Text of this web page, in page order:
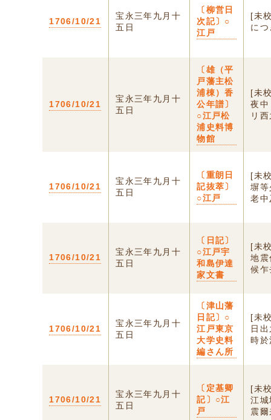
1706/10/21
宝永三年九月十
五日
〔柳営日
次記〕○
江戸
[未
に
1706/10/21
宝永三年九月十
五日
〔雄（平
戸藩主松
浦棟）香
公年譜〕
○江戸松
浦史料博
物館
[未
夜
リ
1706/10/21
宝永三年九月十
五日
〔重朗日
記抜萃〕
○江戸
[未
塀
老
1706/10/21
宝永三年九月十
五日
〔日記〕
○江戸宇
和島伊達
家文書
[未
地震
候
1706/10/21
宝永三年九月十
五日
〔津山藩
日記〕○
江戸東京
大学史料
編さん所
[未
日
時
1706/10/21
宝永三年九月十
五日
〔定基卿
記〕○江
戸
[未
江城
震